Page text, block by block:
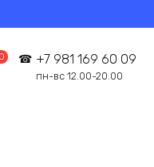
+7 981 169 60 09
пн-вс 12.00-20.00